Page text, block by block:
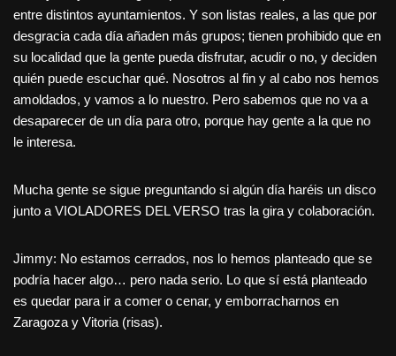
entre distintos ayuntamientos. Y son listas reales, a las que por
desgracia cada día añaden más grupos; tienen prohibido que en
su localidad que la gente pueda disfrutar, acudir o no, y deciden
quién puede escuchar qué. Nosotros al fin y al cabo nos hemos
amoldados, y vamos a lo nuestro. Pero sabemos que no va a
desaparecer de un día para otro, porque hay gente a la que no
le interesa.
Mucha gente se sigue preguntando si algún día haréis un disco
junto a VIOLADORES DEL VERSO tras la gira y colaboración.
Jimmy: No estamos cerrados, nos lo hemos planteado que se
podría hacer algo… pero nada serio. Lo que sí está planteado
es quedar para ir a comer o cenar, y emborracharnos en
Zaragoza y Vitoria (risas).